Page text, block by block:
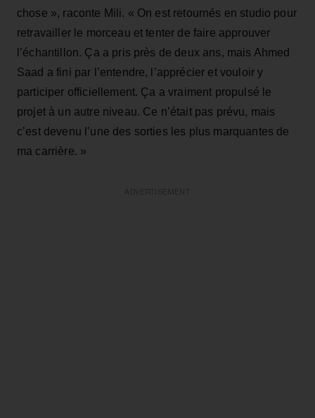
chose », raconte Mili. « On est retournés en studio pour
retravailler le morceau et tenter de faire approuver
l’échantillon. Ça a pris près de deux ans, mais Ahmed
Saad a fini par l’entendre, l’apprécier et vouloir y
participer officiellement. Ça a vraiment propulsé le
projet à un autre niveau. Ce n’était pas prévu, mais
c’est devenu l’une des sorties les plus marquantes de
ma carrière. »